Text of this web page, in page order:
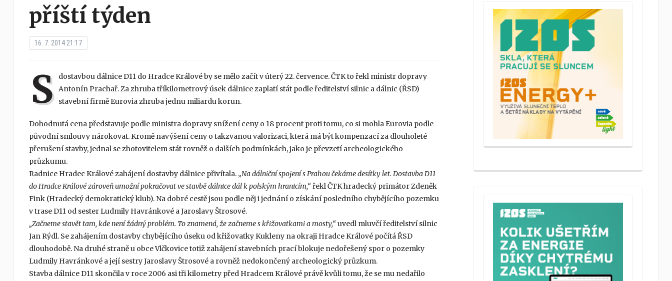
příští týden
16. 7. 2014 21:17
S
dostavbou dálnice D11 do Hradce Králové by se mělo začít v úterý 22. července. ČTK to řekl ministr dopravy
Antonín Prachař. Za zhruba tříkilometrový úsek dálnice zaplatí stát podle ředitelství silnic a dálnic (ŘSD)
stavební firmě Eurovia zhruba jednu miliardu korun.
Dohodnutá cena představuje podle ministra dopravy snížení ceny o 18 procent proti tomu, co si mohla Eurovia podle
původní smlouvy nárokovat. Kromě navýšení ceny o takzvanou valorizaci, která má být kompenzací za dlouholeté
přerušení stavby, jednal se zhotovitelem stát rovněž o dalších podmínkách, jako je převzetí archeologického
průzkumu.
Radnice Hradec Králové zahájení dostavby dálnice přivítala. „Na dálniční spojení s Prahou čekáme desítky let. Dostavba D11
do Hradce Králové zároveň umožní pokračovat ve stavbě dálnice dál k polským hranicím,“ řekl ČTK hradecký primátor Zdeněk
Fink (Hradecký demokratický klub). Na dobré cestě jsou podle něj i jednání o získání posledního chybějícího pozemku
v trase D11 od sester Ludmily Havránkové a Jaroslavy Štrosové.
„Začneme stavět tam, kde není žádný problém. To znamená, že začneme s křižovatkami a mosty,“ uvedl mluvčí ředitelství silnic
Jan Rýdl. Se zahájením dostavby chybějícího úseku od křižovatky Kukleny na okraji Hradce Králové počítá ŘSD
dlouhodobě. Na druhé straně u obce Vlčkovice totiž zahájení stavebních prací blokuje nedořešený spor o pozemky
Ludmily Havránkové a její sestry Jaroslavy Štrosové a rovněž nedokončený archeologický průzkum.
Stavba dálnice D11 skončila v roce 2006 asi tři kilometry před Hradcem Králové právě kvůli tomu, že se mu nedařilo